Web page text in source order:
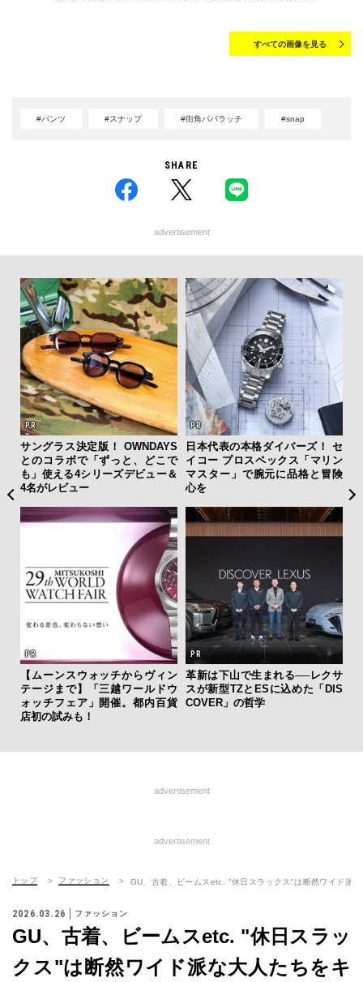
すべての画像を見る
#パンツ #スナップ #街角パパラッチ #snap
SHARE
advertisement
サングラス決定版！ OWNDAYS
とのコラボで「ずっと、どこで
も」使える4シリーズデビュー＆
4名がレビュー
日本代表の本格ダイバーズ！ セ
イコー プロスペックス「マリン
マスター」で腕元に品格と冒険
心を
【ムーンスウォッチからヴィン
テージまで】「三越ワールドウ
ォッチフェア」開催。都内百貨
店初の試みも！
革新は下山で生まれる──レクサ
スが新型TZとESに込めた「DIS
COVER」の哲学
本質
advertisement
advertisement
トップ ファッション GU、古着、ビームスetc. "休日スラックス"は断然ワイド派
2026.03.26 ファッション
GU、古着、ビームスetc. "休日スラッ
クス"は断然ワイド派な大人たちをキ